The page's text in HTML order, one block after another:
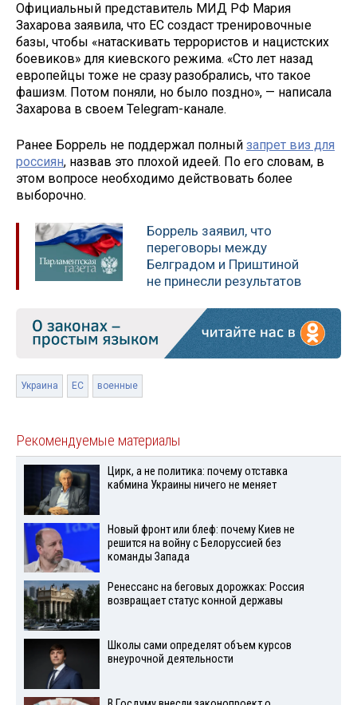
Официальный представитель МИД РФ Мария
Захарова заявила, что ЕС создаст тренировочные
базы, чтобы «натаскивать террористов и нацистских
боевиков» для киевского режима. «Сто лет назад
европейцы тоже не сразу разобрались, что такое
фашизм. Потом поняли, но было поздно», — написала
Захарова в своем Telegram-канале.
Ранее Боррель не поддержал полный запрет виз для
россиян, назвав это плохой идеей. По его словам, в
этом вопросе необходимо действовать более
выборочно.
Боррель заявил, что
переговоры между
Белградом и Приштиной
не принесли результатов
Украина ЕС военные
Рекомендуемые материалы
Цирк, а не политика: почему отставка
кабмина Украины ничего не меняет
Новый фронт или блеф: почему Киев не
решится на войну с Белоруссией без
команды Запада
Ренессанс на беговых дорожках: Россия
возвращает статус конной державы
Школы сами определят объем курсов
внеурочной деятельности